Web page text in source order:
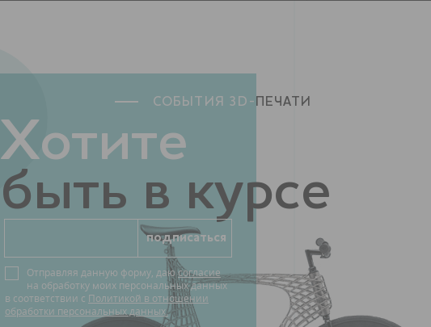
?
Хотите
быть в курсе
СОБЫТИЯ 3D- ПЕЧАТИ
Отправляя данную форму, даюсогласие
на обработку моих персональных данных
в соответствии с Политикой в отношении
обработки персональных данных.